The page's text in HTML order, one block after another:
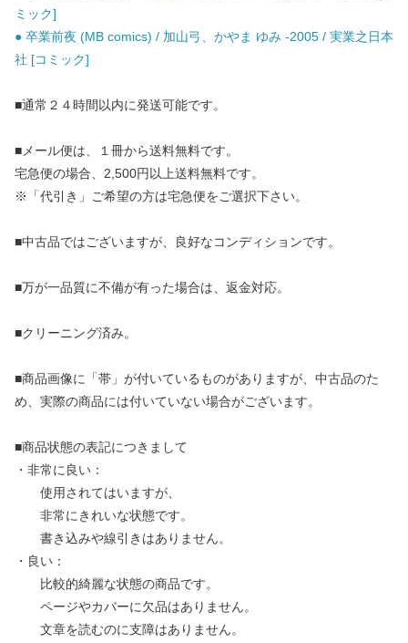
ミック]
● 卒業前夜 (MB comics) / 加山弓、かやま ゆみ -2005 / 実業之日本
社 [コミック]
■通常２４時間以内に発送可能です。
■メール便は、１冊から送料無料です。
宅急便の場合、2,500円以上送料無料です。
※「代引き」ご希望の方は宅急便をご選択下さい。
■中古品ではございますが、良好なコンディションです。
■万が一品質に不備が有った場合は、返金対応。
■クリーニング済み。
■商品画像に「帯」が付いているものがありますが、中古品のた
め、実際の商品には付いていない場合がございます。
■商品状態の表記につきまして
・非常に良い：
使用されてはいますが、
非常にきれいな状態です。
書き込みや線引きはありません。
・良い：
比較的綺麗な状態の商品です。
ページやカバーに欠品はありません。
文章を読むのに支障はありません。